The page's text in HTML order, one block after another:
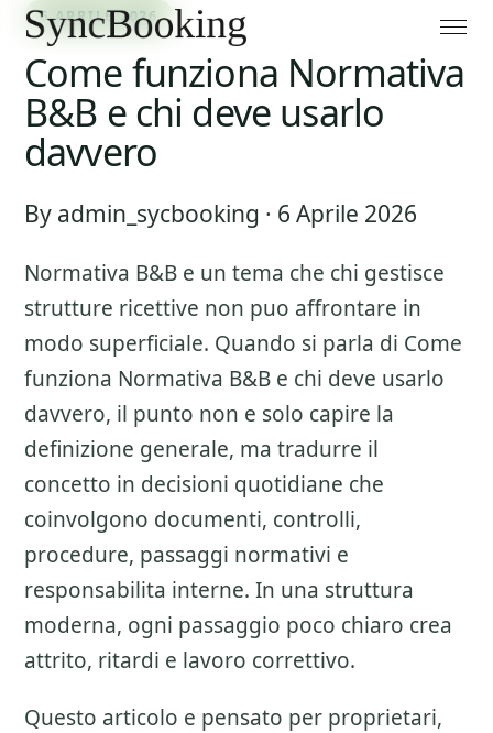
6 APRILE 2026
Come funziona Normativa
B&B e chi deve usarlo
davvero
By admin_sycbooking · 6 Aprile 2026
Normativa B&B e un tema che chi gestisce
strutture ricettive non puo affrontare in
modo superficiale. Quando si parla di Come
funziona Normativa B&B e chi deve usarlo
davvero, il punto non e solo capire la
definizione generale, ma tradurre il
concetto in decisioni quotidiane che
coinvolgono documenti, controlli,
procedure, passaggi normativi e
responsabilita interne. In una struttura
moderna, ogni passaggio poco chiaro crea
attrito, ritardi e lavoro correttivo.
Questo articolo e pensato per proprietari,